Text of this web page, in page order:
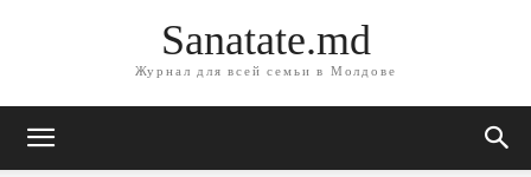
Sanatate.md
Журнал для всей семьи в Молдове